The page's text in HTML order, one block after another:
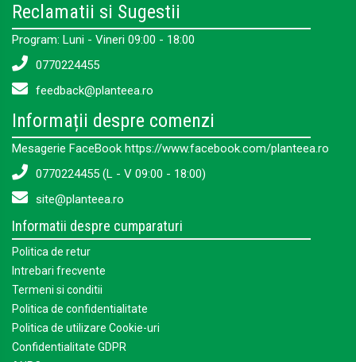
Reclamatii si Sugestii
Program: Luni - Vineri 09:00 - 18:00
0770224455
feedback@planteea.ro
Informații despre comenzi
Mesagerie FaceBook https://www.facebook.com/planteea.ro
0770224455 (L - V 09:00 - 18:00)
site@planteea.ro
Informatii despre cumparaturi
Politica de retur
Intrebari frecvente
Termeni si conditii
Politica de confidentialitate
Politica de utilizare Cookie-uri
Confidentialitate GDPR